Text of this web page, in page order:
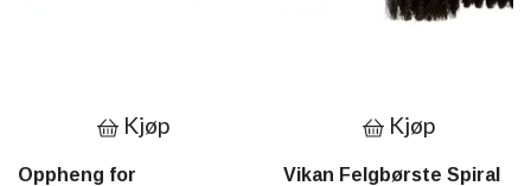
Kjøp
Oppheng for
Kjøp
Vikan Felgbørste Spiral